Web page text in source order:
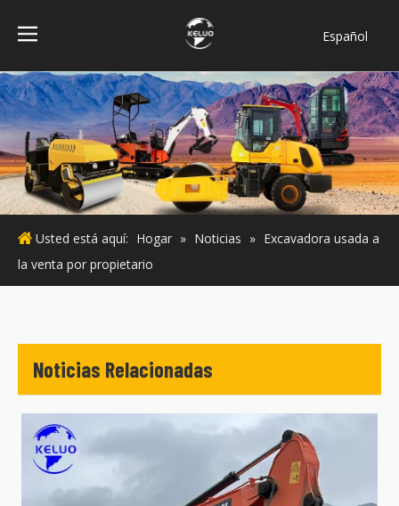
Español
Bahasa
indonesia
Türk dili
ไทย
Italiano
Deutsch
Português
Usted está aquí: Hogar » Noticias » Excavadora usada a
la venta por propietario
Noticias Relacionadas